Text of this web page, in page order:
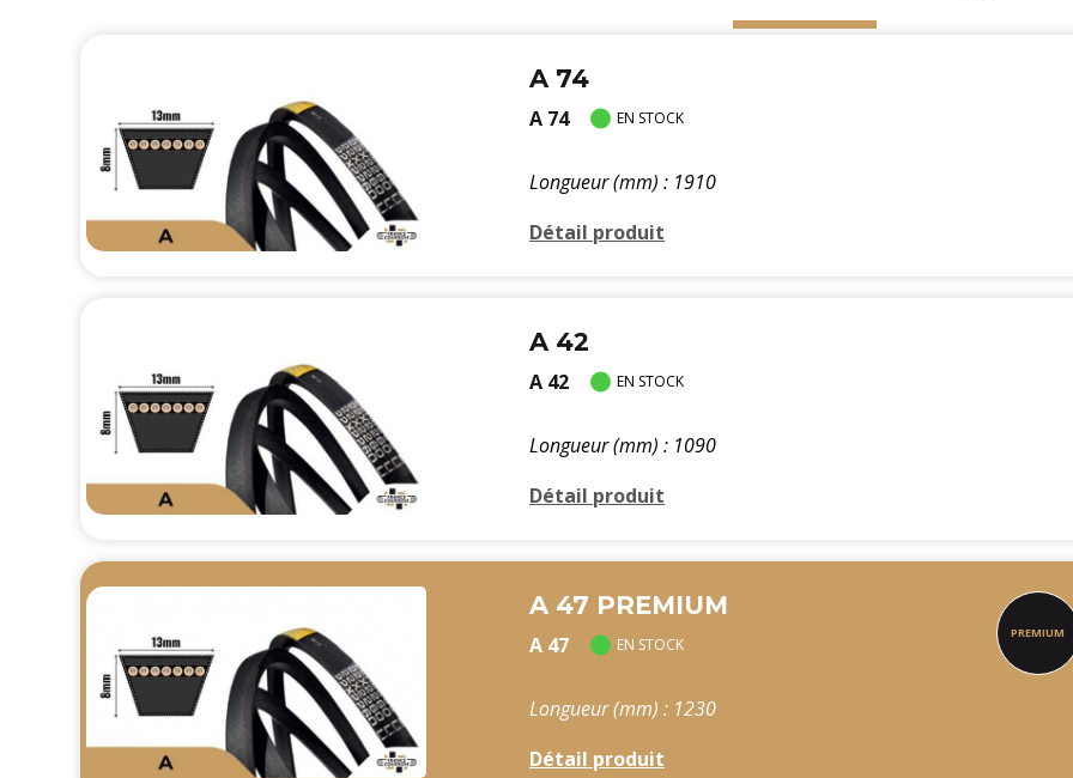
A 74
A 74 EN STOCK
Longueur (mm) : 1910
Détail produit
A 42
A 42 EN STOCK
Longueur (mm) : 1090
Détail produit
A 47 PREMIUM
A 47 EN STOCK
Longueur (mm) : 1230
Détail produit